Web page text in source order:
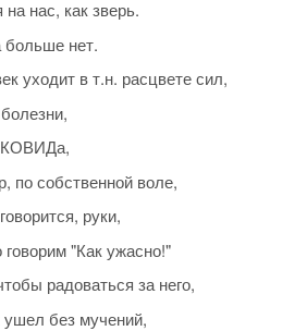
на нас, как зверь.
больше нет.
уходит в т.н. расцвете сил,
КОВИДа,
по собственной воле,
руки,
"Как ужасно!"
радоваться за него,
ушел без мучений,